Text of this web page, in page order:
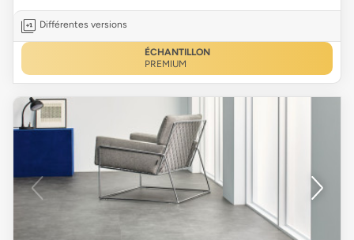
Différentes versions
ÉCHANTILLON
PREMIUM